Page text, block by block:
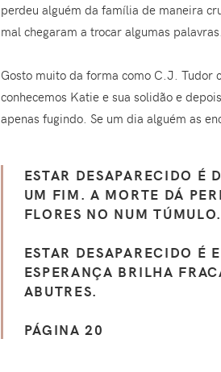
perdeu alguém da família de maneira
mal chegaram a trocar algumas
Gosto muito da forma como C.J. Tudor
conhecemos Katie e sua solidão e
apenas fugindo. Se um dia alguém as
ESTAR DESAPARECIDO É
UM FIM. A MORTE DÁ
FLORES NO NUM
ESTAR DESAPARECIDO É
ESPERANÇA BRILHA
ABUTRES.
PÁGINA 20